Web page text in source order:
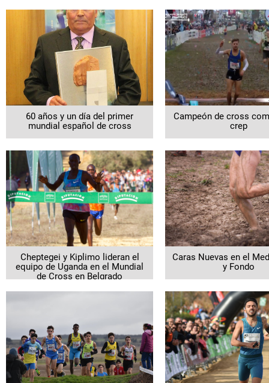
60 años y un día del primer
mundial español de cross
Campeón de cross
crep
Cheptegei y Kiplimo lideran el
equipo de Uganda en el Mundial
de Cross en Belgrado
Caras Nuevas en el
y Fondo